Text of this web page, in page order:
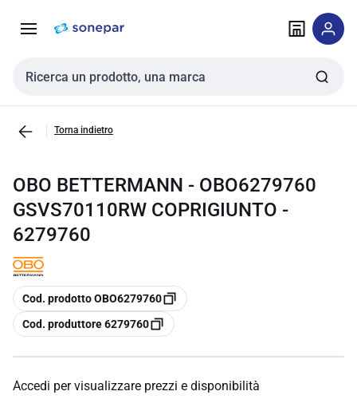
navigazione alla
Cerca input
Torna indietro
OBO BETTERMANN - OBO6279760
GSVS70110RW COPRIGIUNTO -
6279760
copia
Cod. prodotto OBO6279760
copia
Cod. produttore 6279760
Accedi per visualizzare prezzi e disponibilità